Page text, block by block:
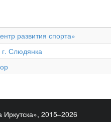
развития спорта»
Слюдянка
2015–2026